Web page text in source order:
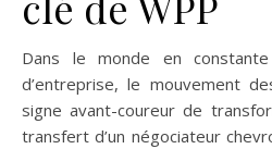
Dans le monde en
d’entreprise, le mouvement
signe avant-coureur de
transfert d’un négociateur